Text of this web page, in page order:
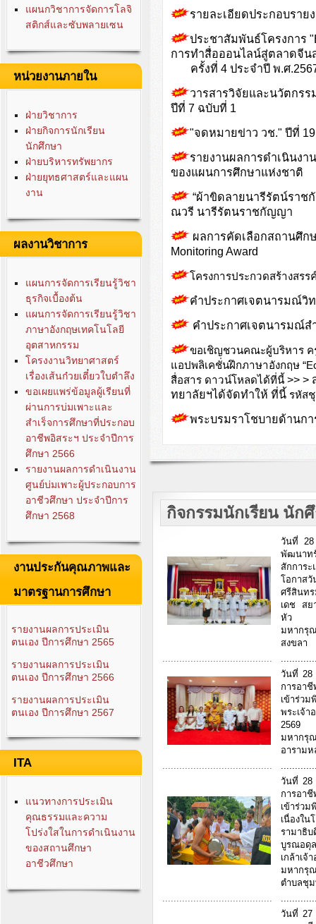
แผนกวิชาการจัดการโลจิ
สติกส์และซับพลายเซน
หน่วยงานภายใน
ฝ่ายวิชาการ
ฝ่ายกิจการนักเรียน
นักศึกษา
ฝ่ายบริหารทรัพยากร
ฝ่ายยุทธศาสตร์และแผน
งาน
ผลงานวิชาการ
แผนการจัดการเรียนรู้วิชา
ธุรกิจเบื้องต้น
แผนการจัดการเรียนรู้วิชา
ภาษาอังกฤษเทคโนโลยี
อุตสาหกรรม
โครงงานวิทยาศาสตร์
เรื่องเส้นก๋วยเตี๋ยวใบตำลึง
ขอเผยแพร่ข้อมูลผู้เรียนที่
ผ่านการบ่มเพาะและ
สำเร็จการศึกษาที่ประกอบ
อาชีพอิสระฯ ประจำปีการ
ศึกษา 2566
รายงานผลการดำเนินงาน
ศูนย์บ่มเพาะผู้ประกอบการ
อาชีวศึกษา ประจำปีการ
ศึกษา 2568
งานประกันคุณภาพและ
มาตรฐานการศึกษา
รายงานผลการประเมิน
ตนเอง ปีการศึกษา 2565
รายงานผลการประเมิน
ตนเอง ปีการศึกษา 2566
รายงานผลการประเมิน
ตนเอง ปีการศึกษา 2567
ITA
แนวทางการประเมิน
คุณธรรมและความ
โปร่งใสในการดำเนินงาน
ของสถานศึกษา
อาชีวศึกษา
รายละเอียดประกอบรา
ประชาสัมพันธ์โครงการ
การทำสื่อออนไลน์สู่ตลาดจี
ครั้งที่ 4 ประจำปี พ.ศ
วารสารวิจัยและนวัตกร
ปีที่ 7 ฉบับที่ 1
"จดหมายข่าว วช." ปีที่
รายงานผลการดำเนินง
ของแผนการศึกษาแห่งชาติ
“ผ้าขิดลายนารีรัตน์ราช
ณวรี นารีรัตนราชกัญญา
ผลการคัดเลือกสถานศึก
Monitoring Award
โครงการประกวดสร้างสร
คำประกาศเจตนารมณ์วิ
คำประกาศเจตนารมณ์
ขอเชิญชวนคณะผู้บริหาร ค
แอปพลิเคชันฝึกภาษาอังกฤษ
สื่อสาร ดาวน์โหลดได้ที่นี้ >> >
ทยาลัยฯได้จัดทำให้ ที่นี้ รหัส
พระบรมราโชบายด้านก
กิจกรรมนักเรียน นัก
วันที่ 28
พัฒนาท
สักการ
โอกาส
ศรีสินท
เดช สย
หัว เพื่
มหากรุ
สงขลา
วันที่ 28
การอา
เข้าร่ว
พระเจ้
2569
มหากรุ
อาราม
วันที่ 28
การอา
เข้าร่ว
เนื่องใ
รามาธิ
บูรณอดุ
เกล้าเ
มหากรุ
ตำบลชุ
วันที่ 27